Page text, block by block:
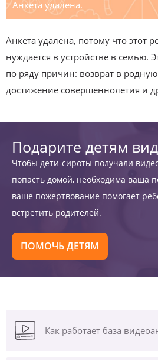
Анкета удалена.
Анкета удалена, потому что этот
нуждается в устройстве в семью.
по ряду причин: возврат в
достижение совершеннолетия и
Подарите детям
Чтобы дети-сироты получали
попасть домой, необходима ваша
ваше пожертвование помогает
встретить родителей.
ПОМОЧЬ ДЕТЯМ
Как работает база